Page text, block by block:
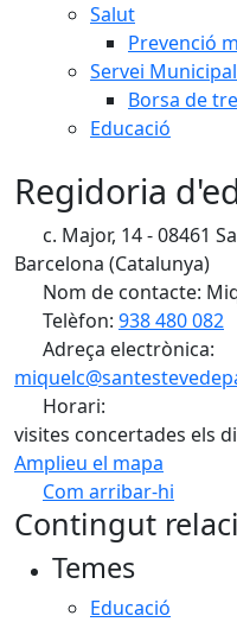
Salut
Prevenció
Servei
Borsa de
Educació
Regidoria
c. Major, 14 - 08461
Barcelona (Catalunya)
Nom de contacte:
Telèfon: 938 480 082
Adreça electrònica:
Horari:
visites concertades els
Amplieu el mapa
Com arribar-hi
+
Contingut
Temes
Educació